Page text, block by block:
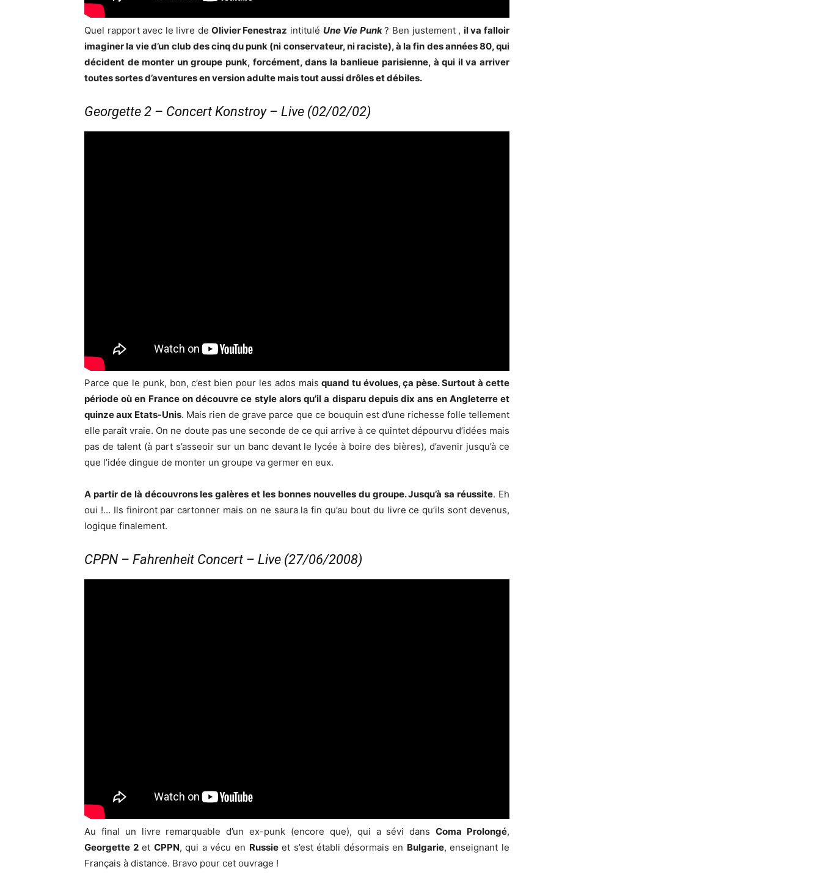
Quel rapport avec le livre de Olivier Fenestraz intitulé Une Vie Punk? Ben justement , il va falloir
imaginer la vie d’un club des cinq du punk (ni conservateur, ni raciste), à la fin des années 80, qui
décident de monter un groupe punk, forcément, dans la banlieue parisienne, à qui il va arriver
toutes sortes d’aventures en version adulte mais tout aussi drôles et débiles.
Georgette 2 – Concert Konstroy – Live (02/02/02)
Parce que le punk, bon, c’est bien pour les ados mais quand tu évolues, ça pèse. Surtout à cette
période où en France on découvre ce style alors qu’il a disparu depuis dix ans en Angleterre et
quinze aux Etats-Unis. Mais rien de grave parce que ce bouquin est d’une richesse folle tellement
elle paraît vraie. On ne doute pas une seconde de ce qui arrive à ce quintet dépourvu d’idées mais
pas de talent (à part s’asseoir sur un banc devant le lycée à boire des bières), d’avenir jusqu’à ce
que l’idée dingue de monter un groupe va germer en eux.
A partir de là découvrons les galères et les bonnes nouvelles du groupe. Jusqu’à sa réussite. Eh
oui !… Ils finiront par cartonner mais on ne saura la fin qu’au bout du livre ce qu’ils sont devenus,
logique finalement.
CPPN – Fahrenheit Concert – Live (27/06/2008)
Au final un livre remarquable d’un ex-punk (encore que), qui a sévi dansComa Prolongé,
Georgette 2et CPPN, qui a vécu en Russieet s’est établi désormais en Bulgarie, enseignant le
Français à distance. Bravo pour cet ouvrage !